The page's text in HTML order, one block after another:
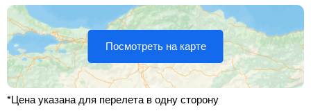
Посмотреть на карте
*Цена указана для перелета в одну сторону